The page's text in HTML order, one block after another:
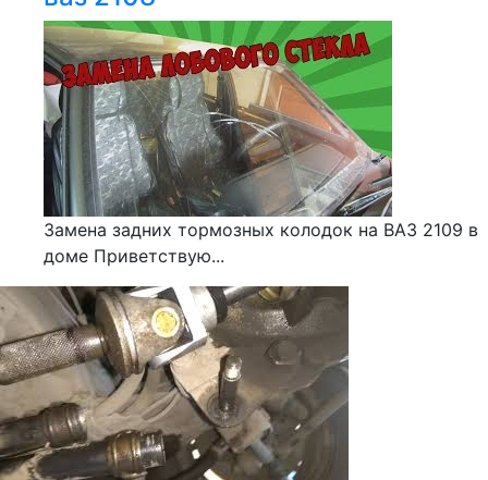
Замена задних тормозных колодок на ВАЗ 2109 в
доме Приветствую...